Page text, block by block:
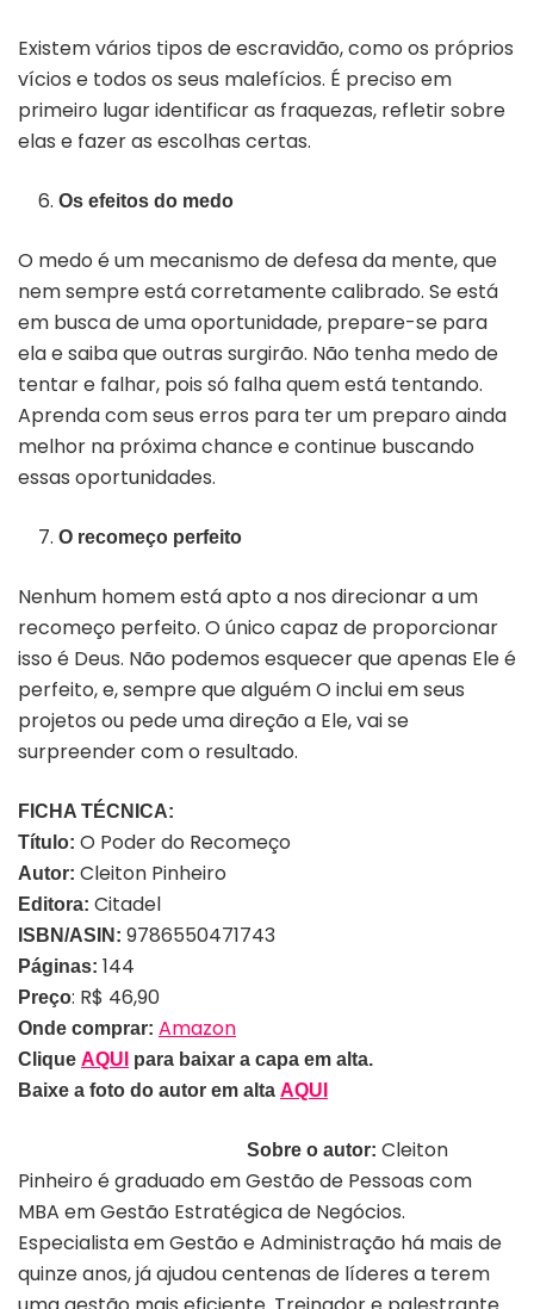
Existem vários tipos de escravidão, como os próprios
vícios e todos os seus malefícios. É preciso em
primeiro lugar identificar as fraquezas, refletir sobre
elas e fazer as escolhas certas.
Os efeitos do medo
O medo é um mecanismo de defesa da mente, que
nem sempre está corretamente calibrado. Se está
em busca de uma oportunidade, prepare-se para
ela e saiba que outras surgirão. Não tenha medo de
tentar e falhar, pois só falha quem está tentando.
Aprenda com seus erros para ter um preparo ainda
melhor na próxima chance e continue buscando
essas oportunidades.
O recomeço perfeito
Nenhum homem está apto a nos direcionar a um
recomeço perfeito. O único capaz de proporcionar
isso é Deus. Não podemos esquecer que apenas Ele é
perfeito, e, sempre que alguém O inclui em seus
projetos ou pede uma direção a Ele, vai se
surpreender com o resultado.
FICHA TÉCNICA:
Título: O Poder do Recomeço
Autor: Cleiton Pinheiro
Editora: Citadel
ISBN/ASIN: 9786550471743
Páginas: 144
Preço: R$ 46,90
Onde comprar: Amazon
Clique AQUI para baixar a capa em alta.
Baixe a foto do autor em alta AQUI
Sobre o autor: Cleiton
Pinheiro é graduado em Gestão de Pessoas com
MBA em Gestão Estratégica de Negócios.
Especialista em Gestão e Administração há mais de
quinze anos, já ajudou centenas de líderes a terem